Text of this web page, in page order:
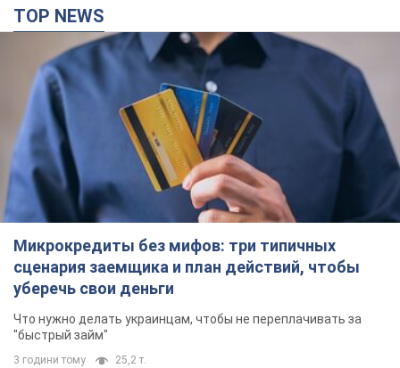
TOP NEWS
Микрокредиты без мифов: три типичных
сценария заемщика и план действий, чтобы
уберечь свои деньги
Что нужно делать украинцам, чтобы не переплачивать за
"быстрый займ"
3 години тому 25,2 т.